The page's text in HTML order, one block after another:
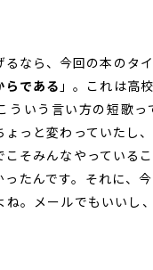
なら、今回の本のタ
らである 」。これは高
ういう言い方の短歌っ
ょっと変わっていたし
そみんなやっている
たんです。それに、
ね。メールでもいい